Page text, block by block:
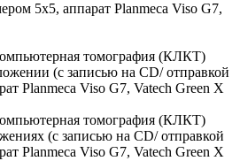
5х5, аппарат Planmeca Viso G7,
томография (КЛКТ)
(с записью на CD/ отправкой
Planmeca Viso G7, Vatech Green X
томография (КЛКТ)
(с записью на CD/ отправкой
Planmeca Viso G7, Vatech Green X